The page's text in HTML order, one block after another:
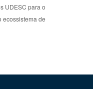
UDESC para o
ecossistema de